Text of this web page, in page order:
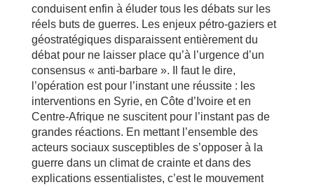
conduisent enfin à éluder tous les débats sur les
réels buts de guerres. Les enjeux pétro-gaziers et
géostratégiques disparaissent entièrement du
débat pour ne laisser place qu’à l’urgence d’un
consensus « anti-barbare ». Il faut le dire,
l’opération est pour l’instant une réussite : les
interventions en Syrie, en Côte d’Ivoire et en
Centre-Afrique ne suscitent pour l’instant pas de
grandes réactions. En mettant l’ensemble des
acteurs sociaux susceptibles de s’opposer à la
guerre dans un climat de crainte et dans des
explications essentialistes, c’est le mouvement